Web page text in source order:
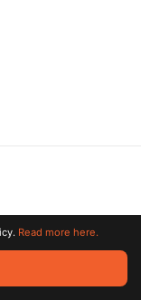
All trademarks
Read more here.